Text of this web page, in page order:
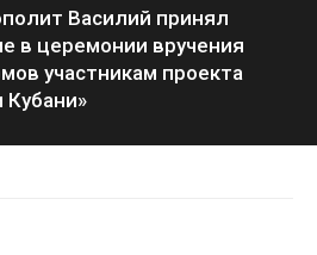
Василий принял
в церемонии вручения
участникам проекта
Кубани»